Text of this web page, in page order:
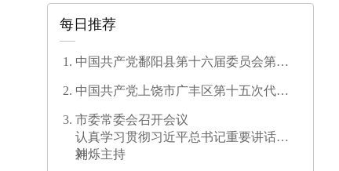
每日推荐
中国共产党鄱阳县第十六届委员会第一
中国共产党上饶市广丰区第十五次代表
市委常委会召开会议
认真学习贯彻习近平总书记重要讲话精
神
刘烁主持